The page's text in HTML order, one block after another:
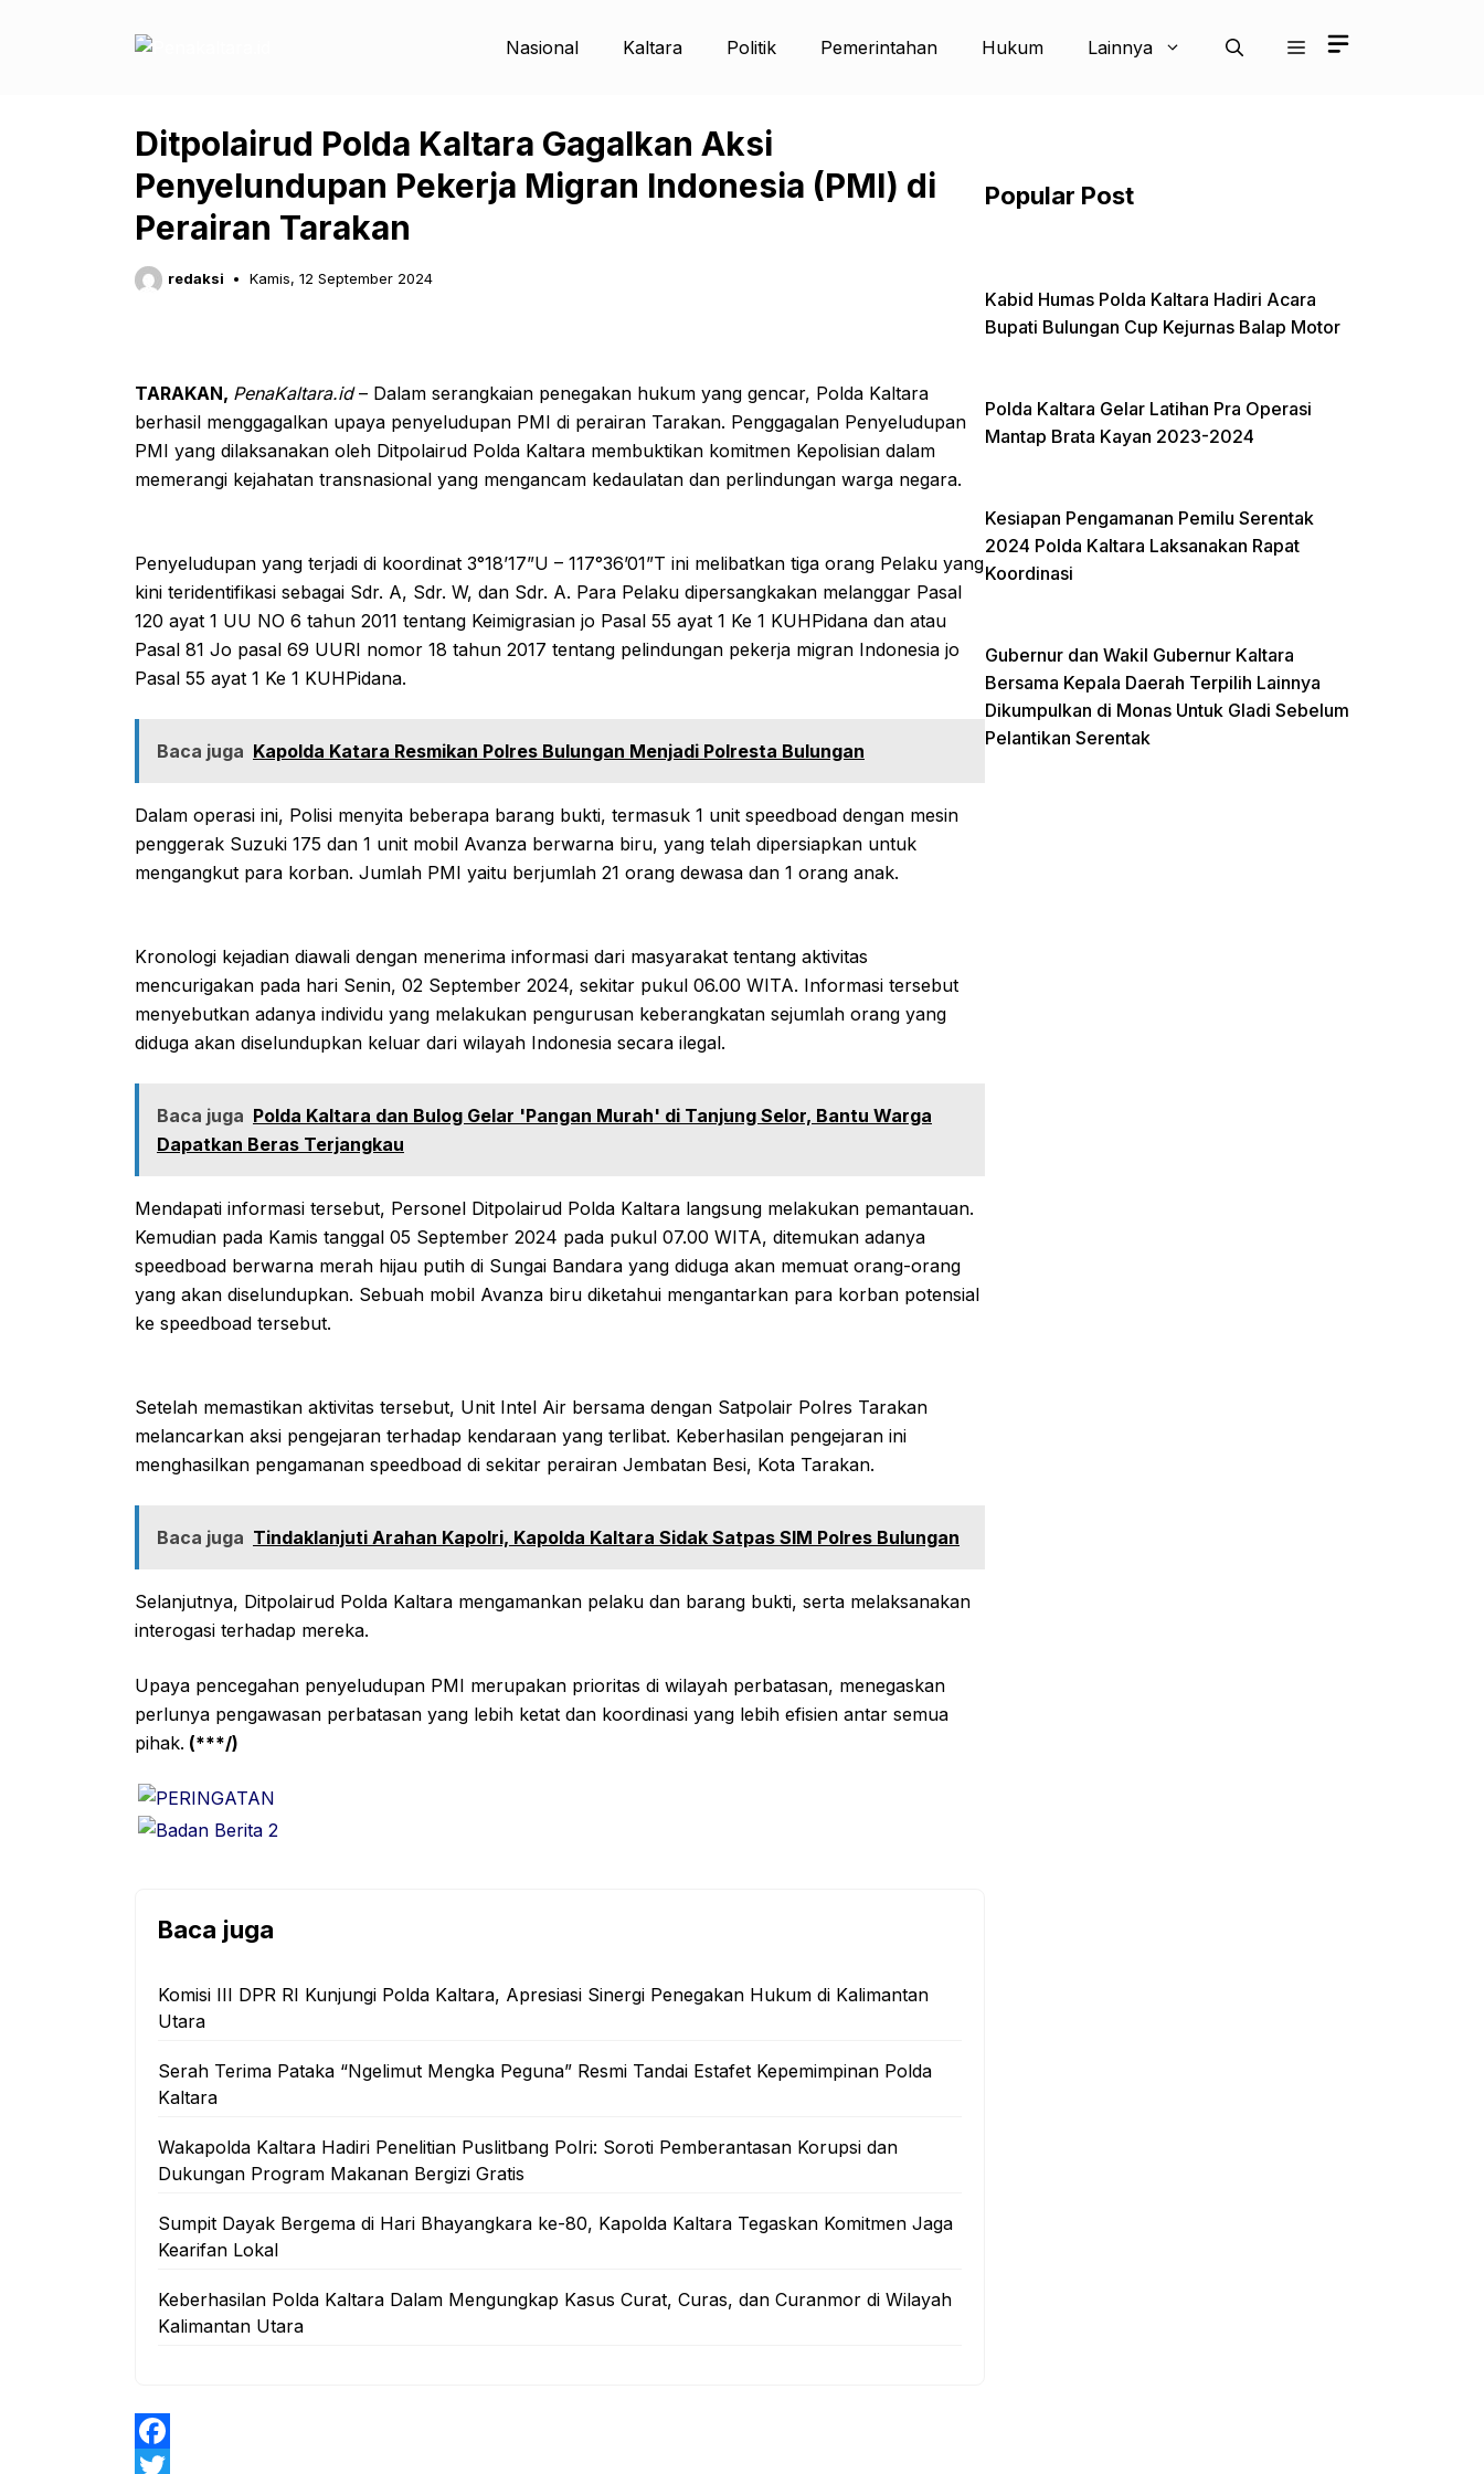
Nasional Kaltara Politik Pemerintahan Hukum Lainnya
Ditpolairud Polda Kaltara Gagalkan Aksi
Penyelundupan Pekerja Migran Indonesia (PMI) di
Perairan Tarakan
redaksi Kamis, 12 September 2024
TARAKAN, PenaKaltara.id– Dalam serangkaian penegakan hukum yang gencar, Polda Kaltara
berhasil menggagalkan upaya penyeludupan PMI di perairan Tarakan. Penggagalan Penyeludupan
PMI yang dilaksanakan oleh Ditpolairud Polda Kaltara membuktikan komitmen Kepolisian dalam
memerangi kejahatan transnasional yang mengancam kedaulatan dan perlindungan warga negara.
Penyeludupan yang terjadi di koordinat 3°18’17”U – 117°36’01”T ini melibatkan tiga orang Pelaku yang
kini teridentifikasi sebagai Sdr. A, Sdr. W, dan Sdr. A. Para Pelaku dipersangkakan melanggar Pasal
120 ayat 1 UU NO 6 tahun 2011 tentang Keimigrasian jo Pasal 55 ayat 1 Ke 1 KUHPidana dan atau
Pasal 81 Jo pasal 69 UURI nomor 18 tahun 2017 tentang pelindungan pekerja migran Indonesia jo
Pasal 55 ayat 1 Ke 1 KUHPidana.
Baca juga Kapolda Katara Resmikan Polres Bulungan Menjadi Polresta Bulungan
Dalam operasi ini, Polisi menyita beberapa barang bukti, termasuk 1 unit speedboad dengan mesin
penggerak Suzuki 175 dan 1 unit mobil Avanza berwarna biru, yang telah dipersiapkan untuk
mengangkut para korban. Jumlah PMI yaitu berjumlah 21 orang dewasa dan 1 orang anak.
Kronologi kejadian diawali dengan menerima informasi dari masyarakat tentang aktivitas
mencurigakan pada hari Senin, 02 September 2024, sekitar pukul 06.00 WITA. Informasi tersebut
menyebutkan adanya individu yang melakukan pengurusan keberangkatan sejumlah orang yang
diduga akan diselundupkan keluar dari wilayah Indonesia secara ilegal.
Baca juga Polda Kaltara dan Bulog Gelar 'Pangan Murah' di Tanjung Selor, Bantu Warga
Dapatkan Beras Terjangkau
Mendapati informasi tersebut, Personel Ditpolairud Polda Kaltara langsung melakukan pemantauan.
Kemudian pada Kamis tanggal 05 September 2024 pada pukul 07.00 WITA, ditemukan adanya
speedboad berwarna merah hijau putih di Sungai Bandara yang diduga akan memuat orang-orang
yang akan diselundupkan. Sebuah mobil Avanza biru diketahui mengantarkan para korban potensial
ke speedboad tersebut.
Setelah memastikan aktivitas tersebut, Unit Intel Air bersama dengan Satpolair Polres Tarakan
melancarkan aksi pengejaran terhadap kendaraan yang terlibat. Keberhasilan pengejaran ini
menghasilkan pengamanan speedboad di sekitar perairan Jembatan Besi, Kota Tarakan.
Baca juga Tindaklanjuti Arahan Kapolri, Kapolda Kaltara Sidak Satpas SIM Polres Bulungan
Selanjutnya, Ditpolairud Polda Kaltara mengamankan pelaku dan barang bukti, serta melaksanakan
interogasi terhadap mereka.
Upaya pencegahan penyeludupan PMI merupakan prioritas di wilayah perbatasan, menegaskan
perlunya pengawasan perbatasan yang lebih ketat dan koordinasi yang lebih efisien antar semua
pihak. (***/)
Baca juga
Komisi III DPR RI Kunjungi Polda Kaltara, Apresiasi Sinergi Penegakan Hukum di Kalimantan
Utara
Serah Terima Pataka “Ngelimut Mengka Peguna” Resmi Tandai Estafet Kepemimpinan Polda
Kaltara
Wakapolda Kaltara Hadiri Penelitian Puslitbang Polri: Soroti Pemberantasan Korupsi dan
Dukungan Program Makanan Bergizi Gratis
Sumpit Dayak Bergema di Hari Bhayangkara ke-80, Kapolda Kaltara Tegaskan Komitmen Jaga
Kearifan Lokal
Keberhasilan Polda Kaltara Dalam Mengungkap Kasus Curat, Curas, dan Curanmor di Wilayah
Kalimantan Utara
F
Popular Post
Kabid Humas Polda Kaltara Hadiri Acara
Bupati Bulungan Cup Kejurnas Balap Motor
Polda Kaltara Gelar Latihan Pra Operasi
Mantap Brata Kayan 2023-2024
Kesiapan Pengamanan Pemilu Serentak
2024 Polda Kaltara Laksanakan Rapat
Koordinasi
Gubernur dan Wakil Gubernur Kaltara
Bersama Kepala Daerah Terpilih Lainnya
Dikumpulkan di Monas Untuk Gladi Sebelum
Pelantikan Serentak